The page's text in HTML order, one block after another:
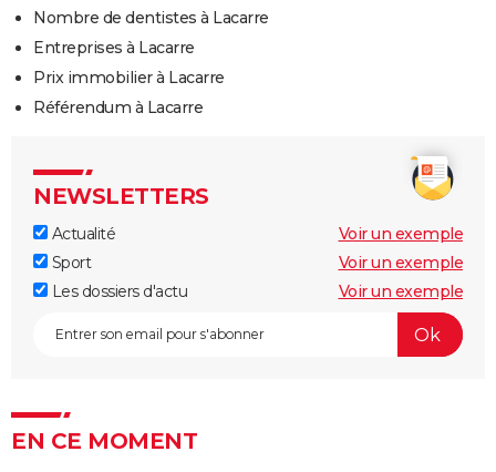
Nombre de dentistes à Lacarre
Entreprises à Lacarre
Prix immobilier à Lacarre
Référendum à Lacarre
NEWSLETTERS
Actualité
Voir un exemple
Sport
Voir un exemple
Les dossiers d'actu
Voir un exemple
EN CE MOMENT